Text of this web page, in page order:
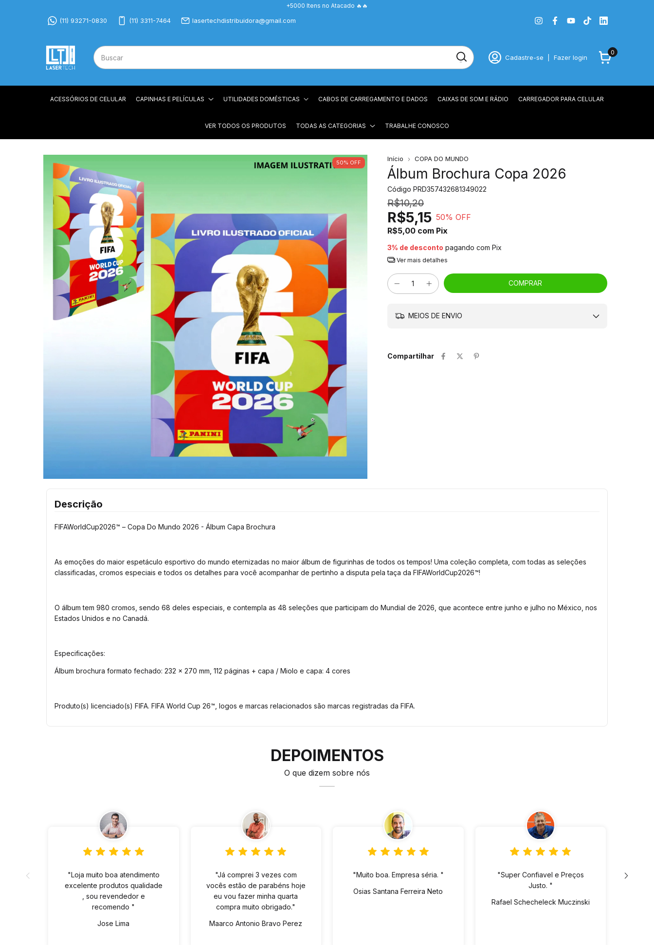
+5000 Itens no Atacado 🔥🔥
(11) 93271-0830 (11) 3311-7464 lasertechdistribuidora@gmail.com
Cadastre-se Fazer login
0
ACESSÓRIOS DE CELULAR CAPINHAS E PELÍCULAS UTILIDADES DOMÉSTICAS CABOS DE CARREGAMENTO E DADOS CAIXAS DE SOM E RÁDIO CARREGADOR PARA CELULAR
VER TODOS OS PRODUTOS TODAS AS CATEGORIAS TRABALHE CONOSCO
50% OFF Início COPA DO MUNDO
Álbum Brochura Copa 2026
Código PRD357432681349022
R$10,20
R$5,15 50% OFF
R$5,00 com Pix
3% de desconto pagando com Pix
Ver mais detalhes
MEIOS DE ENVIO
Compartilhar
Descrição
FIFAWorldCup2026™ – Copa Do Mundo 2026 - Álbum Capa Brochura
As emoções do maior espetáculo esportivo do mundo eternizadas no maior álbum de figurinhas de todos os tempos! Uma coleção completa, com todas as seleções
classificadas, cromos especiais e todos os detalhes para você acompanhar de pertinho a disputa pela taça da FIFAWorldCup2026™!
O álbum tem 980 cromos, sendo 68 deles especiais, e contempla as 48 seleções que participam do Mundial de 2026, que acontece entre junho e julho no México, nos
Estados Unidos e no Canadá.
Especificações:
Álbum brochura formato fechado: 232 x 270 mm, 112 páginas + capa / Miolo e capa: 4 cores
Produto(s) licenciado(s) FIFA. FIFA World Cup 26™, logos e marcas relacionados são marcas registradas da FIFA.
DEPOIMENTOS
O que dizem sobre nós
"Loja muito boa atendimento
excelente produtos qualidade
, sou revendedor e
recomendo "
Jose Lima
"Já comprei 3 vezes com
vocês estão de parabéns hoje
eu vou fazer minha quarta
compra muito obrigado."
Maarco Antonio Bravo Perez
"Muito boa. Empresa séria. "
Osias Santana Ferreira Neto
"Super Confiavel e Preços
Justo. "
Rafael Schecheleck Muczinski